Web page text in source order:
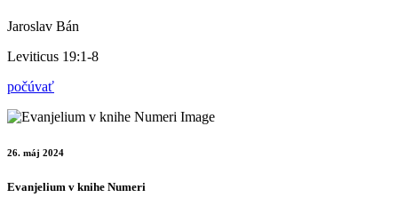
Jaroslav Bán
Leviticus 19:1-8
počúvať
26. máj 2024
Evanjelium v knihe Numeri